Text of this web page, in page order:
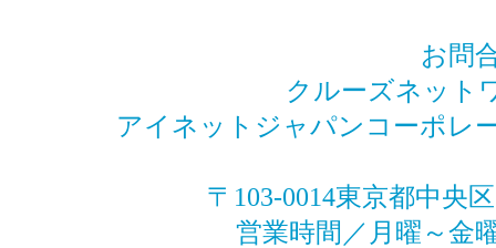
お問
クルーズネット
アイネットジャパンコーポ
〒103-0014東京都中央
営業時間／月曜～金